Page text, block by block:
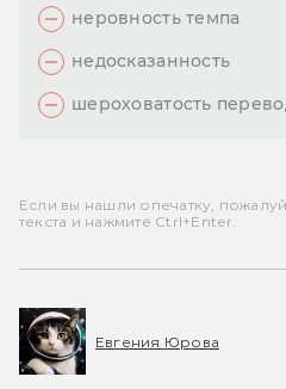
неровность темпа
недосказанность
шероховатость
Если вы нашли опечатку,
текста и нажмите Ctrl+Enter.
Евгения Юрова